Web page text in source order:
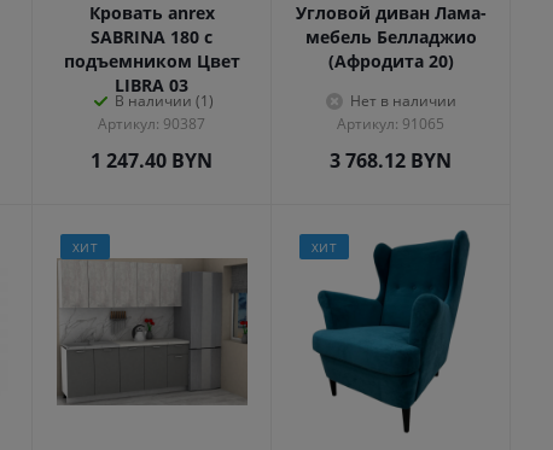
Кровать anrex
SABRINA 180 с
подъемником Цвет
LIBRA 03
В наличии (1)
Артикул: 90387
1 247.40 BYN
Угловой диван Лама-
мебель Белладжио
(Афродита 20)
Нет в наличии
Артикул: 91065
3 768.12 BYN
ХИТ ХИТ